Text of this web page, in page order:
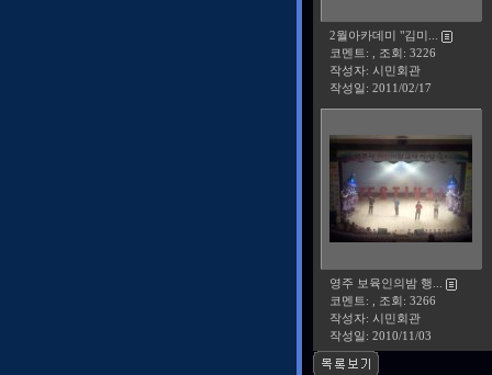
2월아카데미 "김미...
코멘트: , 조회: 3226
작성자: 시민회관
작성일: 2011/02/17
영주 보육인의밤 행...
코멘트: , 조회: 3266
작성자: 시민회관
작성일: 2010/11/03